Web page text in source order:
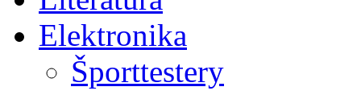
Elektronika
Športtestery